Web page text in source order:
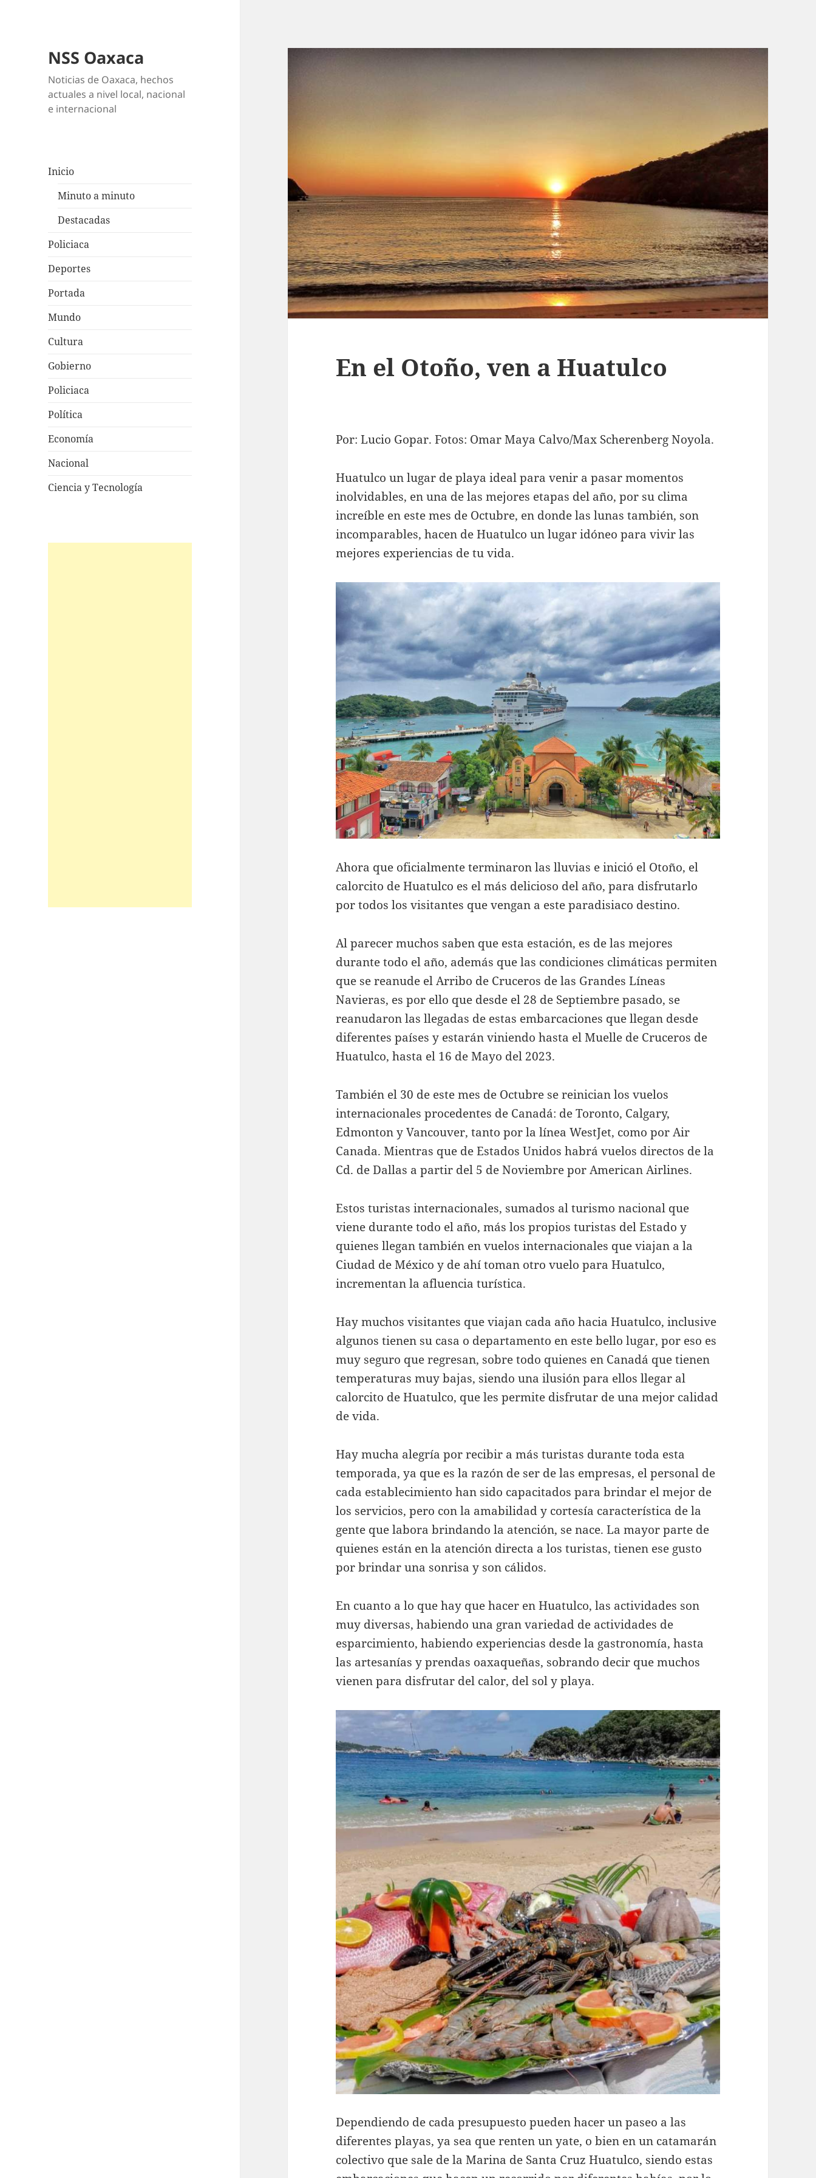
NSS Oaxaca
Noticias de Oaxaca, hechos
actuales a nivel local, nacional
e internacional
Inicio
Minuto a minuto
Destacadas
Policiaca
Deportes
Portada
Mundo
Cultura
Gobierno
Policiaca
Política
Economía
Nacional
Ciencia y Tecnología
En el Otoño, ven a Huatulco
Por: Lucio Gopar. Fotos: Omar Maya Calvo/Max Scherenberg Noyola.
Huatulco un lugar de playa ideal para venir a pasar momentos
inolvidables, en una de las mejores etapas del año, por su clima
increíble en este mes de Octubre, en donde las lunas también, son
incomparables, hacen de Huatulco un lugar idóneo para vivir las
mejores experiencias de tu vida.
Ahora que oficialmente terminaron las lluvias e inició el Otoño, el
calorcito de Huatulco es el más delicioso del año, para disfrutarlo
por todos los visitantes que vengan a este paradisiaco destino.
Al parecer muchos saben que esta estación, es de las mejores
durante todo el año, además que las condiciones climáticas permiten
que se reanude el Arribo de Cruceros de las Grandes Líneas
Navieras, es por ello que desde el 28 de Septiembre pasado, se
reanudaron las llegadas de estas embarcaciones que llegan desde
diferentes países y estarán viniendo hasta el Muelle de Cruceros de
Huatulco, hasta el 16 de Mayo del 2023.
También el 30 de este mes de Octubre se reinician los vuelos
internacionales procedentes de Canadá: de Toronto, Calgary,
Edmonton y Vancouver, tanto por la línea WestJet, como por Air
Canada. Mientras que de Estados Unidos habrá vuelos directos de la
Cd. de Dallas a partir del 5 de Noviembre por American Airlines.
Estos turistas internacionales, sumados al turismo nacional que
viene durante todo el año, más los propios turistas del Estado y
quienes llegan también en vuelos internacionales que viajan a la
Ciudad de México y de ahí toman otro vuelo para Huatulco,
incrementan la afluencia turística.
Hay muchos visitantes que viajan cada año hacia Huatulco, inclusive
algunos tienen su casa o departamento en este bello lugar, por eso es
muy seguro que regresan, sobre todo quienes en Canadá que tienen
temperaturas muy bajas, siendo una ilusión para ellos llegar al
calorcito de Huatulco, que les permite disfrutar de una mejor calidad
de vida.
Hay mucha alegría por recibir a más turistas durante toda esta
temporada, ya que es la razón de ser de las empresas, el personal de
cada establecimiento han sido capacitados para brindar el mejor de
los servicios, pero con la amabilidad y cortesía característica de la
gente que labora brindando la atención, se nace. La mayor parte de
quienes están en la atención directa a los turistas, tienen ese gusto
por brindar una sonrisa y son cálidos.
En cuanto a lo que hay que hacer en Huatulco, las actividades son
muy diversas, habiendo una gran variedad de actividades de
esparcimiento, habiendo experiencias desde la gastronomía, hasta
las artesanías y prendas oaxaqueñas, sobrando decir que muchos
vienen para disfrutar del calor, del sol y playa.
Dependiendo de cada presupuesto pueden hacer un paseo a las
diferentes playas, ya sea que renten un yate, o bien en un catamarán
colectivo que sale de la Marina de Santa Cruz Huatulco, siendo estas